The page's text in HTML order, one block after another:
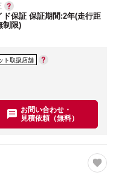
ド保証 保証期間:2年(走行距
制限)
ト取扱店舗
お問い合わせ・
見積依頼（無料）